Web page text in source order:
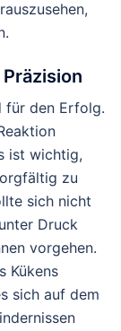
für den Erfolg.
ist wichtig,
zu
sich nicht
Druck
vorgehen.
Kükens
sich auf dem